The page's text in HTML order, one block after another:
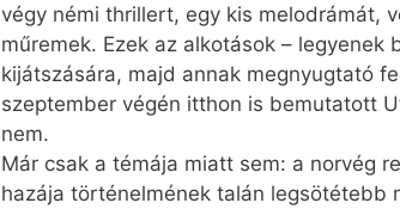
végy némi thrillert, egy kis melodrámát,
műremek. Ezek az alkotások –
kijátszására, majd annak megnyugtató
szeptember végén itthon is bemutatott
nem.
Már csak a témája miatt sem: a norvég
hazája történelmének talán legsötétebb